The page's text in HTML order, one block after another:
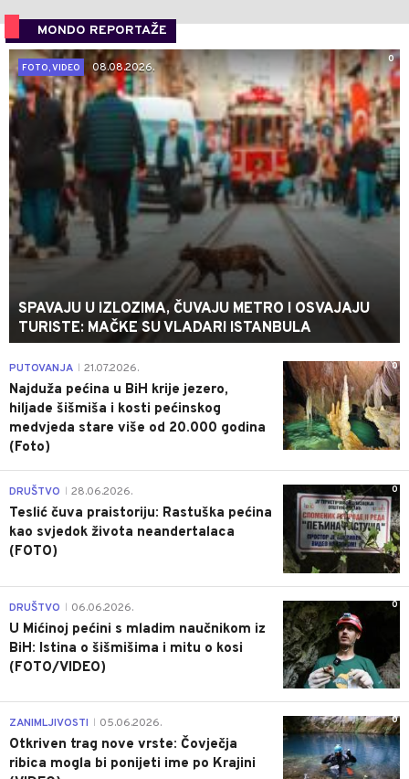
MONDO REPORTAŽE
0
FOTO, VIDEO
08.08.2026.
SPAVAJU U IZLOZIMA, ČUVAJU METRO I OSVAJAJU
TURISTE: MAČKE SU VLADARI ISTANBULA
0
PUTOVANJA 21.07.2026.
Najduža pećina u BiH krije jezero,
hiljade šišmiša i kosti pećinskog
medvjeda stare više od 20.000 godina
(Foto)
0
DRUŠTVO 28.06.2026.
Teslić čuva praistoriju: Rastuška pećina
kao svjedok života neandertalaca
(FOTO)
0
DRUŠTVO 06.06.2026.
U Mićinoj pećini s mladim naučnikom iz
BiH: Istina o šišmišima i mitu o kosi
(FOTO/VIDEO)
0
ZANIMLJIVOSTI 05.06.2026.
Otkriven trag nove vrste: Čovječja
ribica mogla bi ponijeti ime po Krajini